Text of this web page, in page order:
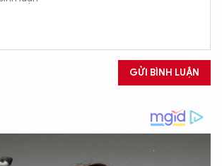
GỬI BÌNH LUẬN